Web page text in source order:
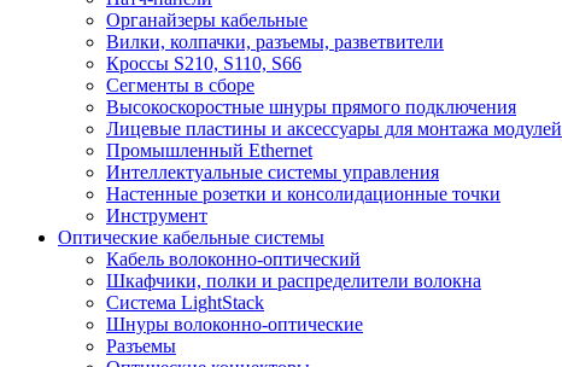
Органайзеры кабельные
Вилки, колпачки, разъемы, разветвители
Кроссы S210, S110, S66
Сегменты в сборе
Высокоскоростные шнуры прямого подключения
Лицевые пластины и аксессуары для монтажа модулей
Промышленный Ethernet
Интеллектуальные системы управления
Настенные розетки и консолидационные точки
Инструмент
Оптические кабельные системы
Кабель волоконно-оптический
Шкафчики, полки и распределители волокна
Система LightStack
Шнуры волоконно-оптические
Разъемы